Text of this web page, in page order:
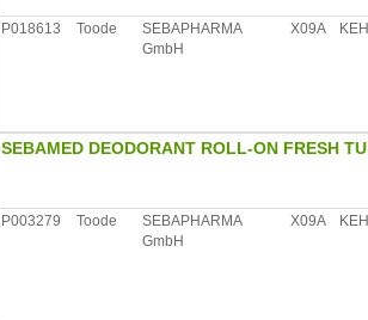
P018613 Toode
SEBAPHARMA
GmbH
X09A
SEBAMED DEODORANT ROLL-ON FRESH
P003279 Toode
SEBAPHARMA
GmbH
X09A